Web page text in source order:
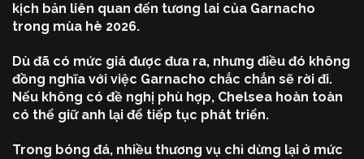
kịch bản liên quan đến tương lai của Garnacho
trong mùa hè 2026.
Dù đã có mức giá được đưa ra, nhưng điều đó không
đồng nghĩa với việc Garnacho chắc chắn sẽ rời đi.
Nếu không có đề nghị phù hợp, Chelsea hoàn toàn
có thể giữ anh lại để tiếp tục phát triển.
Trong bóng đá, nhiều thương vụ chỉ dừng lại ở mức